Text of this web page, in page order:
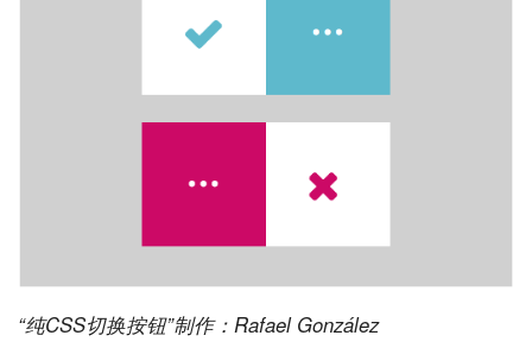
“纯CSS切换按钮”制作：Rafael González